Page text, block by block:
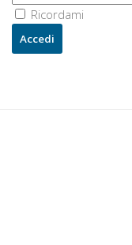
Ricordami